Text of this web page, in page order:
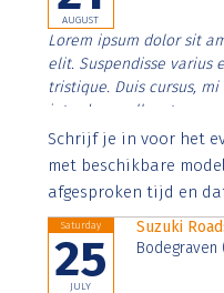
AUGUST
Lorem ipsum dolor sit
elit. Suspendisse varius
tristique. Duis cursus,
interdum nulla, ut
Aenean faucibus nibh
imperdiet. Nunc ut sem
Schrijf je in voor het
met beschikbare
afgesproken tijd en
Saturday
25
JULY
Suzuki
Bodegraven